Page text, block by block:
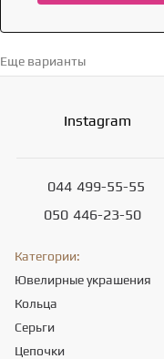
Еще варианты
Instagram
044 499-55-55
050 446-23-50
Категории:
Ювелирные украшения
Кольца
Серьги
Цепочки